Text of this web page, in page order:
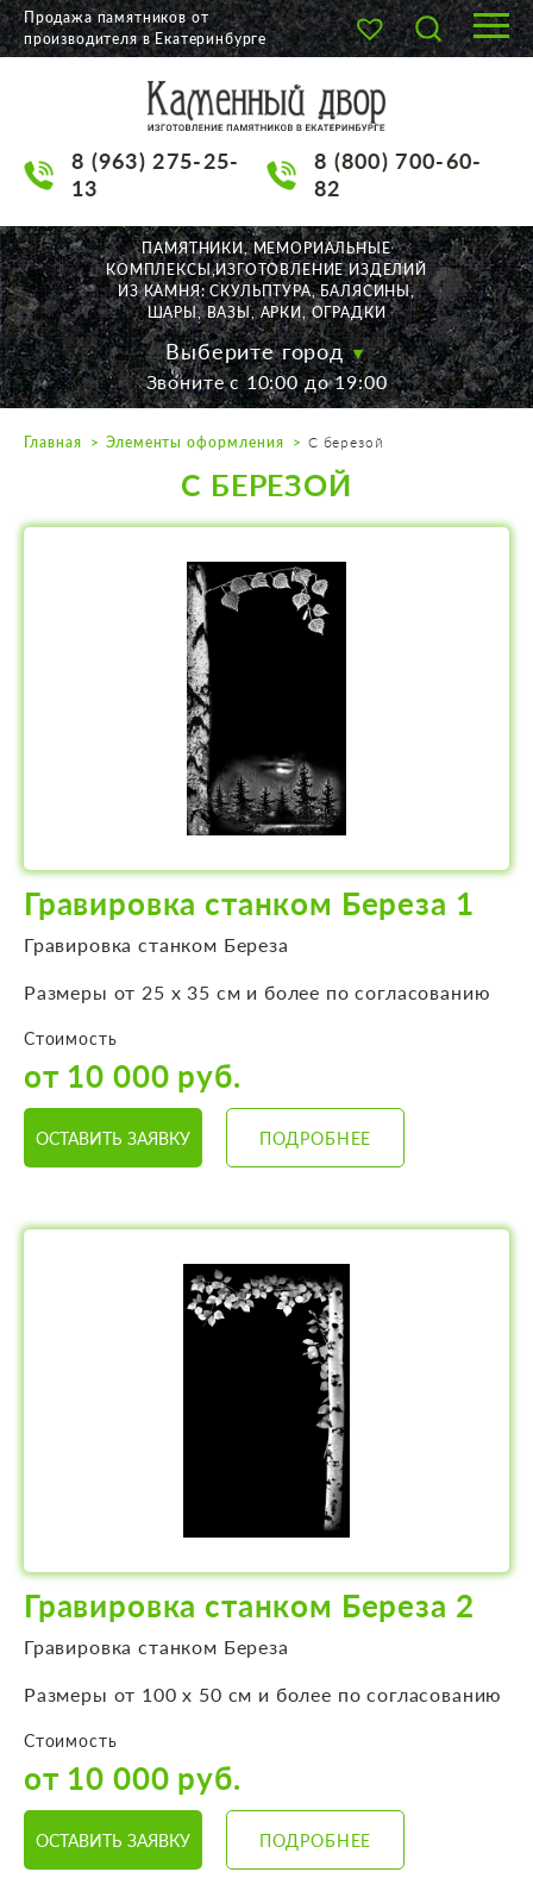
О КОМПАНИИ
НАШИ РАБОТЫ
АКЦИИ
ДОСТАВКА
КОНТАКТЫ
K2532513@yandex.ru
Пн. — Пт. с 10:00 до 19:00
Воскресенье по договор.
Продажа памятников от
производителя в Екатеринбурге
8 (963) 275-25-
13
8 (800) 700-60-
82
ПАМЯТНИКИ, МЕМОРИАЛЬНЫЕ
КОМПЛЕКСЫ,ИЗГОТОВЛЕНИЕ ИЗДЕЛИЙ
ИЗ КАМНЯ: СКУЛЬПТУРА, БАЛЯСИНЫ,
ШАРЫ, ВАЗЫ, АРКИ, ОГРАДКИ
Выберите город
Звоните с 10:00 до 19:00
Главная Элементы оформления С березой
С БЕРЕЗОЙ
Гравировка станком Береза 1
Гравировка станком Береза
Размеры от 25 х 35 см и более по согласованию
Стоимость
от 10 000 руб.
ОСТАВИТЬ ЗАЯВКУ ПОДРОБНЕЕ
Гравировка станком Береза 2
Гравировка станком Береза
Размеры от 100 х 50 см и более по согласованию
Стоимость
от 10 000 руб.
ОСТАВИТЬ ЗАЯВКУ ПОДРОБНЕЕ